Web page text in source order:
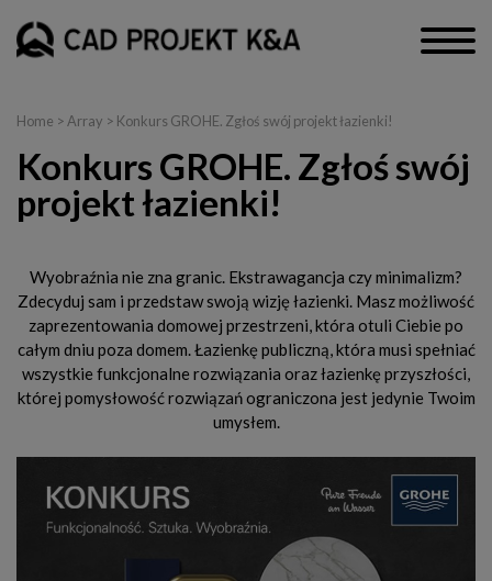
Home > Array > Konkurs GROHE. Zgłoś swój projekt łazienki!
Konkurs GROHE. Zgłoś swój
projekt łazienki!
Wyobraźnia nie zna granic. Ekstrawagancja czy minimalizm?
Zdecyduj sam i przedstaw swoją wizję łazienki. Masz możliwość
zaprezentowania domowej przestrzeni, która otuli Ciebie po
całym dniu poza domem. Łazienkę publiczną, która musi spełniać
wszystkie funkcjonalne rozwiązania oraz łazienkę przyszłości,
której pomysłowość rozwiązań ograniczona jest jedynie Twoim
umysłem.